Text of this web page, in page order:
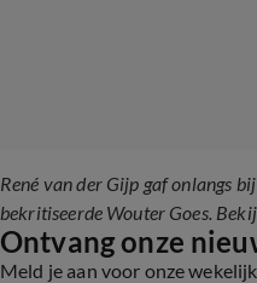
René van der Gijp gaf onlangs
bekritiseerde Wouter Goes.
Ontvang onze
Meld je aan voor onze